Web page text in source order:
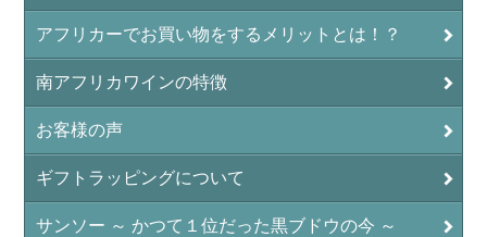
アフリカーでお買い物をするメリットとは！？
南アフリカワインの特徴
お客様の声
ギフトラッピングについて
サンソー ～ かつて１位だった黒ブドウの今 ～